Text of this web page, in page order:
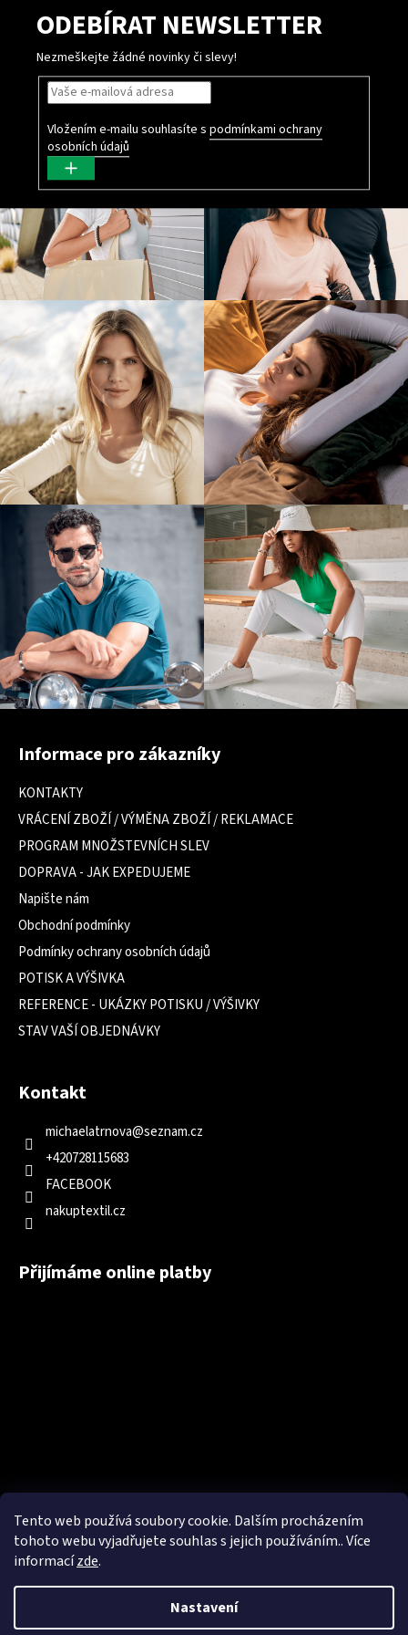
Tento web používá soubory cookie. Dalším procházením
tohoto webu vyjadřujete souhlas s jejich používáním.. Více
informacízde.
Nastavení
ODEBÍRAT NEWSLETTER
Nezmeškejte žádné novinky či slevy!
Vložením e-mailu souhlasíte s podmínkami ochrany
osobních údajů
PŘIHLÁSIT
SE
Z
Informace pro zákazníky
KONTAKTY
VRÁCENÍ ZBOŽÍ / VÝMĚNA ZBOŽÍ / REKLAMACE
PROGRAM MNOŽSTEVNÍCH SLEV
DOPRAVA - JAK EXPEDUJEME
Napište nám
Obchodní podmínky
Podmínky ochrany osobních údajů
POTISK A VÝŠIVKA
REFERENCE - UKÁZKY POTISKU / VÝŠIVKY
STAV VAŠÍ OBJEDNÁVKY
Kontakt
michaelatrnova@seznam.cz
+420728115683
FACEBOOK
nakuptextil.cz
Přijímáme online platby